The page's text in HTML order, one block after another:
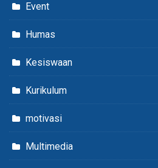
Event
Humas
Kesiswaan
Kurikulum
motivasi
Multimedia